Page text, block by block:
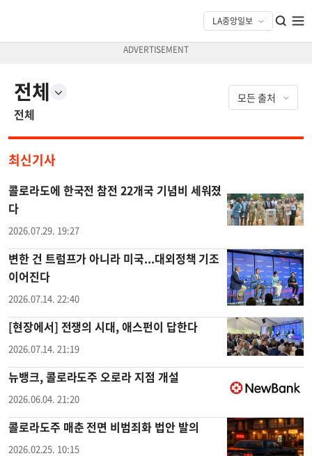
전체
전체
최신기사
콜로라도에 한국전 참전 22개국 기념비 세워졌
다
2026.07.29. 19:27
변한 건 트럼프가 아니라 미국...대외정책 기조
이어진다
2026.07.14. 22:40
[현장에서] 전쟁의 시대, 애스펀이 답한다
2026.07.14. 21:19
뉴뱅크, 콜로라도주 오로라 지점 개설
2026.06.04. 21:20
콜로라도주 매춘 전면 비범죄화 법안 발의
2026.02.25. 10:15